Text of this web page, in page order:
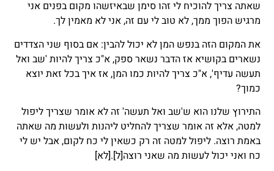
שאתה צריך להוכיח לי זהו סימן שבאיזשהו מקום בפנים אני
מרגיש הפוך ממך, לא טוב לי עם זה, אני לא מאמין לך.
את המקום הזה בנפש המן לא יכול להבין: אם בסוף שני הצדדים
נשארים בקושיא אז הדבר נשאר ספק, א"כ צריך להיות 'שב ואל
תעשה עדיף', א"כ צריך להיות כמו המן, אז איך בכל זאת יוצא
כמוך?
התירוץ שלנו הוא ש'שב ואל תעשה' זה לא אומר שצריך ליפול
למטה, אלא זה אומר שצריך להחליט ליהנות ולעשות מה שאתה
באמת רוצה. ליפול למטה זה רק כשאין לי כח לקום, אבל יש לי
כח ואני יכול לעשות מה שאני רוצה[ל].[לא]